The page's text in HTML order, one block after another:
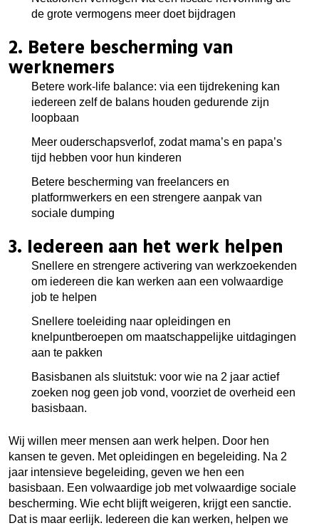
de grote vermogens meer doet bijdragen
2. Betere bescherming van
werknemers
Betere work-life balance: via een tijdrekening kan
iedereen zelf de balans houden gedurende zijn
loopbaan
Meer ouderschapsverlof, zodat mama’s en papa’s
tijd hebben voor hun kinderen
Betere bescherming van freelancers en
platformwerkers en een strengere aanpak van
sociale dumping
3. Iedereen aan het werk helpen
Snellere en strengere activering van werkzoekenden
om iedereen die kan werken aan een volwaardige
job te helpen
Snellere toeleiding naar opleidingen en
knelpuntberoepen om maatschappelijke uitdagingen
aan te pakken
Basisbanen als sluitstuk: voor wie na 2 jaar actief
zoeken nog geen job vond, voorziet de overheid een
basisbaan.
Wij willen meer mensen aan werk helpen. Door hen
kansen te geven. Met opleidingen en begeleiding. Na 2
jaar intensieve begeleiding, geven we hen een
basisbaan. Een volwaardige job met volwaardige sociale
bescherming. Wie echt blijft weigeren, krijgt een sanctie.
Dat is maar eerlijk. Iedereen die kan werken, helpen we